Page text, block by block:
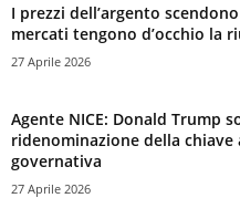
I prezzi dell’argento
mercati tengono d’occhio la
27 Aprile 2026
Agente NICE: Donald Trump
ridenominazione della chiave
governativa
27 Aprile 2026